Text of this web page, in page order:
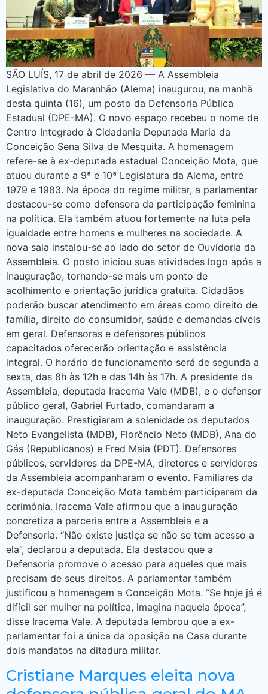
SÃO LUÍS, 17 de abril de 2026 — A Assembleia
Legislativa do Maranhão (Alema) inaugurou, na manhã
desta quinta (16), um posto da Defensoria Pública
Estadual (DPE-MA). O novo espaço recebeu o nome de
Centro Integrado à Cidadania Deputada Maria da
Conceição Sena Silva de Mesquita. A homenagem
refere-se à ex-deputada estadual Conceição Mota, que
atuou durante a 9ª e 10ª Legislatura da Alema, entre
1979 e 1983. Na época do regime militar, a parlamentar
destacou-se como defensora da participação feminina
na política. Ela também atuou fortemente na luta pela
igualdade entre homens e mulheres na sociedade. A
nova sala instalou-se ao lado do setor de Ouvidoria da
Assembleia. O posto iniciou suas atividades logo após a
inauguração, tornando-se mais um ponto de
acolhimento e orientação jurídica gratuita. Cidadãos
poderão buscar atendimento em áreas como direito de
família, direito do consumidor, saúde e demandas cíveis
em geral. Defensoras e defensores públicos
capacitados oferecerão orientação e assistência
integral. O horário de funcionamento será de segunda a
sexta, das 8h às 12h e das 14h às 17h. A presidente da
Assembleia, deputada Iracema Vale (MDB), e o defensor
público geral, Gabriel Furtado, comandaram a
inauguração. Prestigiaram a solenidade os deputados
Neto Evangelista (MDB), Florêncio Neto (MDB), Ana do
Gás (Republicanos) e Fred Maia (PDT). Defensores
públicos, servidores da DPE-MA, diretores e servidores
da Assembleia acompanharam o evento. Familiares da
ex-deputada Conceição Mota também participaram da
cerimônia. Iracema Vale afirmou que a inauguração
concretiza a parceria entre a Assembleia e a
Defensoria. “Não existe justiça se não se tem acesso a
ela”, declarou a deputada. Ela destacou que a
Defensoria promove o acesso para aqueles que mais
precisam de seus direitos. A parlamentar também
justificou a homenagem a Conceição Mota. “Se hoje já é
difícil ser mulher na política, imagina naquela época”,
disse Iracema Vale. A deputada lembrou que a ex-
parlamentar foi a única da oposição na Casa durante
dois mandatos na ditadura militar.
Cristiane Marques eleita nova